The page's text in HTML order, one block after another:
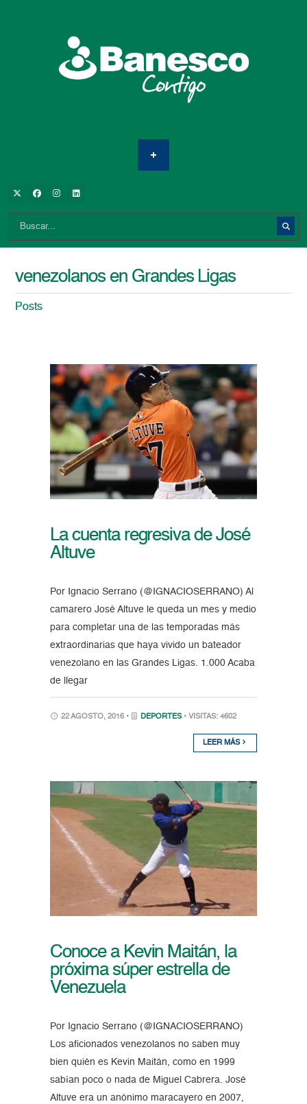
venezolanos en Grandes Ligas
Posts
La cuenta regresiva de José
Altuve
Por Ignacio Serrano (@IGNACIOSERRANO) Al
camarero José Altuve le queda un mes y medio
para completar una de las temporadas más
extraordinarias que haya vivido un bateador
venezolano en las Grandes Ligas. 1.000 Acaba
de llegar
22 AGOSTO, 2016 • DEPORTES • VISITAS: 4602
LEER MÁS
Conoce a Kevin Maitán, la
próxima súper estrella de
Venezuela
Por Ignacio Serrano (@IGNACIOSERRANO)
Los aficionados venezolanos no saben muy
bien quién es Kevin Maitán, como en 1999
sabían poco o nada de Miguel Cabrera. José
Altuve era un anónimo maracayero en 2007,